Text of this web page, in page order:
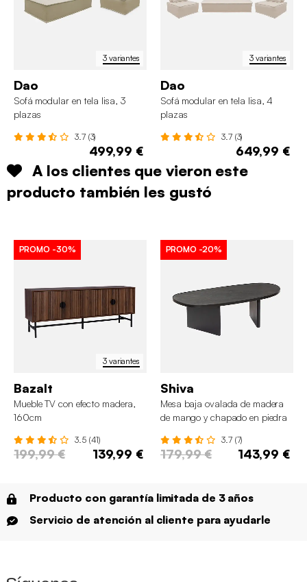
3 variantes
Dao
Sofá modular en tela lisa, 3
plazas
3.7 (3)
499,99 €
3 variantes
Dao
Sofá modular en tela lisa, 4
plazas
3.7 (3)
649,99 €
A los clientes que vieron este
producto también les gustó
3 variantes
PROMO -30%
Bazalt
Mueble TV con efecto madera,
160cm
3.5 (41)
199,99 € 139,99 €
PROMO -20%
Shiva
Mesa baja ovalada de madera
de mango y chapado en piedra
3.7 (7)
179,99 € 143,99 €
Producto con garantía limitada de 3 años
Servicio de atención al cliente para ayudarle